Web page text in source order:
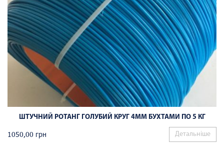
ШТУЧНИЙ РОТАНГ ГОЛУБИЙ КРУГ 4ММ БУХТАМИ ПО 5 КГ
1050,00 грн Детальніше